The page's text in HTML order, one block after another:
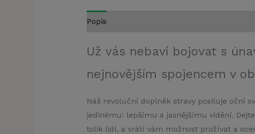
Popis
Už vás nebaví bojovat s
nejnovějším spojencem v
Náš revoluční doplněk stravy posiluje oční
jedinému: lepšímu a jasnějšímu vidění.
tolik lidí, a vrátí vám možnost prožívat a